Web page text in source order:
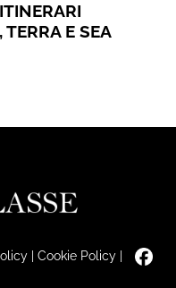
E SEA
| Cookie Policy|